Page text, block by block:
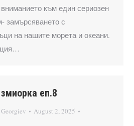
към един сериозен
замърсяването с
на нашите морета и океани.
еп.8
August 2, 2025